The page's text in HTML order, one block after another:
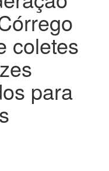
coletes
para